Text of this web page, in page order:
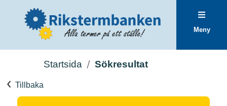
Meny
Startsida Sökresultat
Tillbaka